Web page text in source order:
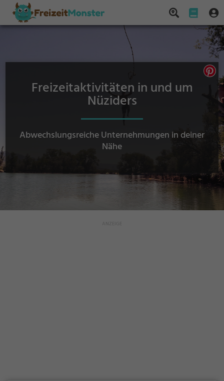
Freizeitaktivitäten in und um
Nüziders
Abwechslungsreiche Unternehmungen in deiner
Nähe